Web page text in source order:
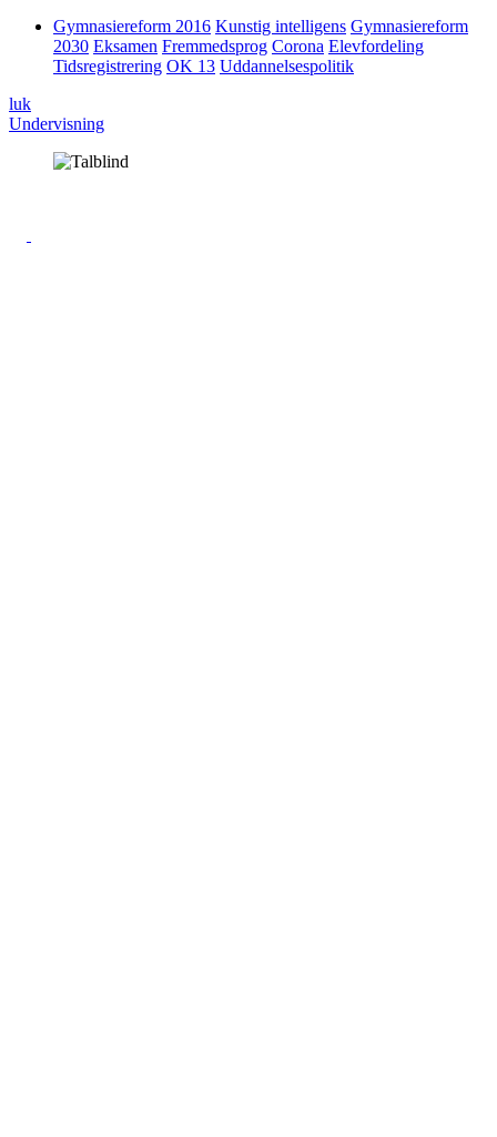
Gymnasiereform 2016 Kunstig intelligens Gymnasiereform
2030 Eksamen Fremmedsprog Corona Elevfordeling
Tidsregistrering OK 13 Uddannelsespolitik
luk
Undervisning